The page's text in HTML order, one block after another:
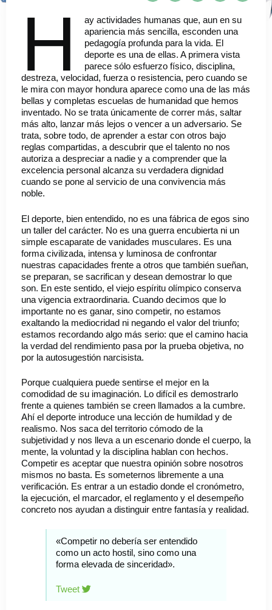
H
ay actividades humanas que, aun en su
apariencia más sencilla, esconden una
pedagogía profunda para la vida. El
deporte es una de ellas. A primera vista
parece sólo esfuerzo físico, disciplina,
destreza, velocidad, fuerza o resistencia, pero cuando se
le mira con mayor hondura aparece como una de las más
bellas y completas escuelas de humanidad que hemos
inventado. No se trata únicamente de correr más, saltar
más alto, lanzar más lejos o vencer a un adversario. Se
trata, sobre todo, de aprender a estar con otros bajo
reglas compartidas, a descubrir que el talento no nos
autoriza a despreciar a nadie y a comprender que la
excelencia personal alcanza su verdadera dignidad
cuando se pone al servicio de una convivencia más
noble.
El deporte, bien entendido, no es una fábrica de egos sino
un taller del carácter. No es una guerra encubierta ni un
simple escaparate de vanidades musculares. Es una
forma civilizada, intensa y luminosa de confrontar
nuestras capacidades frente a otros que también sueñan,
se preparan, se sacrifican y desean demostrar lo que
son. En este sentido, el viejo espíritu olímpico conserva
una vigencia extraordinaria. Cuando decimos que lo
importante no es ganar, sino competir, no estamos
exaltando la mediocridad ni negando el valor del triunfo;
estamos recordando algo más serio: que el camino hacia
la verdad del rendimiento pasa por la prueba objetiva, no
por la autosugestión narcisista.
Porque cualquiera puede sentirse el mejor en la
comodidad de su imaginación. Lo difícil es demostrarlo
frente a quienes también se creen llamados a la cumbre.
Ahí el deporte introduce una lección de humildad y de
realismo. Nos saca del territorio cómodo de la
subjetividad y nos lleva a un escenario donde el cuerpo, la
mente, la voluntad y la disciplina hablan con hechos.
Competir es aceptar que nuestra opinión sobre nosotros
mismos no basta. Es someternos libremente a una
verificación. Es entrar a un estadio donde el cronómetro,
la ejecución, el marcador, el reglamento y el desempeño
concreto nos ayudan a distinguir entre fantasía y realidad.
«Competir no debería ser entendido
como un acto hostil, sino como una
forma elevada de sinceridad».
Tweet